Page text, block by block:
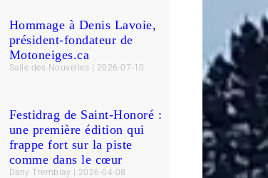
Hommage à Denis Lavoie,
président-fondateur de
Motoneiges.ca
Salle des Nouvelles 2026-07-10
Festidrag de Saint-Honoré :
une première édition qui
frappe fort sur la piste
comme dans le cœur
Dany Tremblay 2026-04-08